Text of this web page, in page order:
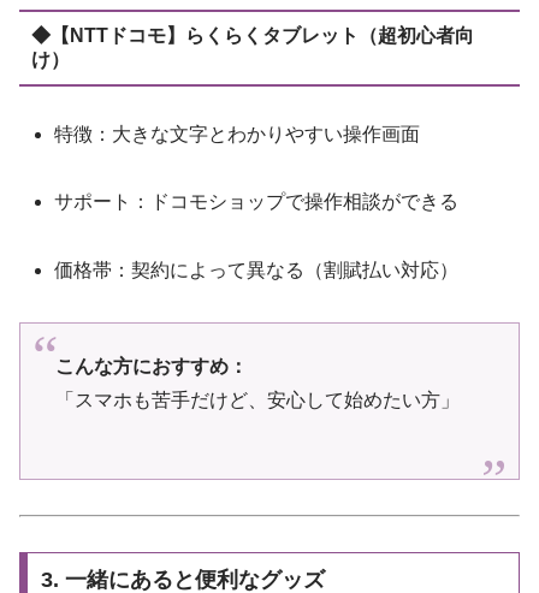
◆【NTTドコモ】らくらくタブレット（超初心者向
け）
特徴：大きな文字とわかりやすい操作画面
サポート：ドコモショップで操作相談ができる
価格帯：契約によって異なる（割賦払い対応）
こんな方におすすめ：
「スマホも苦手だけど、安心して始めたい方」
3. 一緒にあると便利なグッズ